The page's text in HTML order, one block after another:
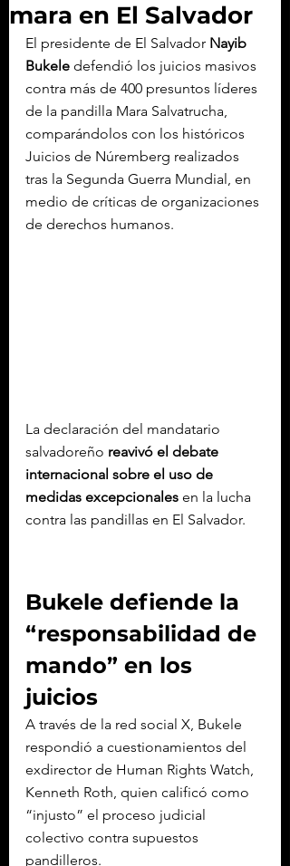
mara en El Salvador
El presidente de El Salvador Nayib
Bukele defendió los juicios masivos
contra más de 400 presuntos líderes
de la pandilla Mara Salvatrucha,
comparándolos con los históricos
Juicios de Núremberg realizados
tras la Segunda Guerra Mundial, en
medio de críticas de organizaciones
de derechos humanos.
La declaración del mandatario
salvadoreño reavivó el debate
internacional sobre el uso de
medidas excepcionales en la lucha
contra las pandillas en El Salvador.
Bukele defiende la
“responsabilidad de
mando” en los
juicios
A través de la red social X, Bukele
respondió a cuestionamientos del
exdirector de Human Rights Watch,
Kenneth Roth, quien calificó como
“injusto” el proceso judicial
colectivo contra supuestos
pandilleros.